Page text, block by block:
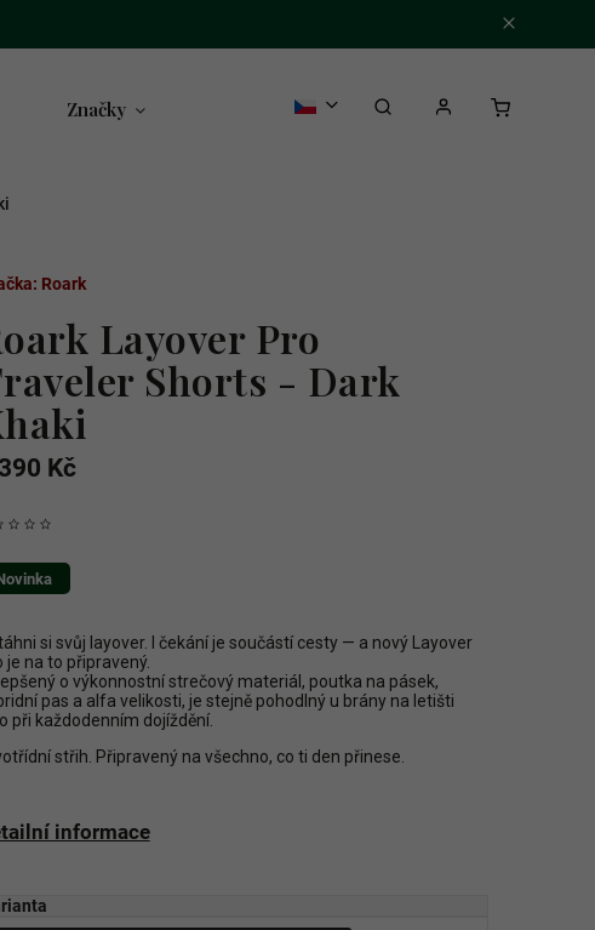
Značky
Layover Pro
Shorts - Dark
Kč
si svůj layover. I čekání je součástí cesty — a nový Layover
je na to připravený.
o výkonnostní strečový materiál, poutka na pásek,
pas a alfa velikosti, je stejně pohodlný u brány na letišti
při každodenním dojíždění.
střih. Připravený na všechno, co ti den přinese.
informace
Roark